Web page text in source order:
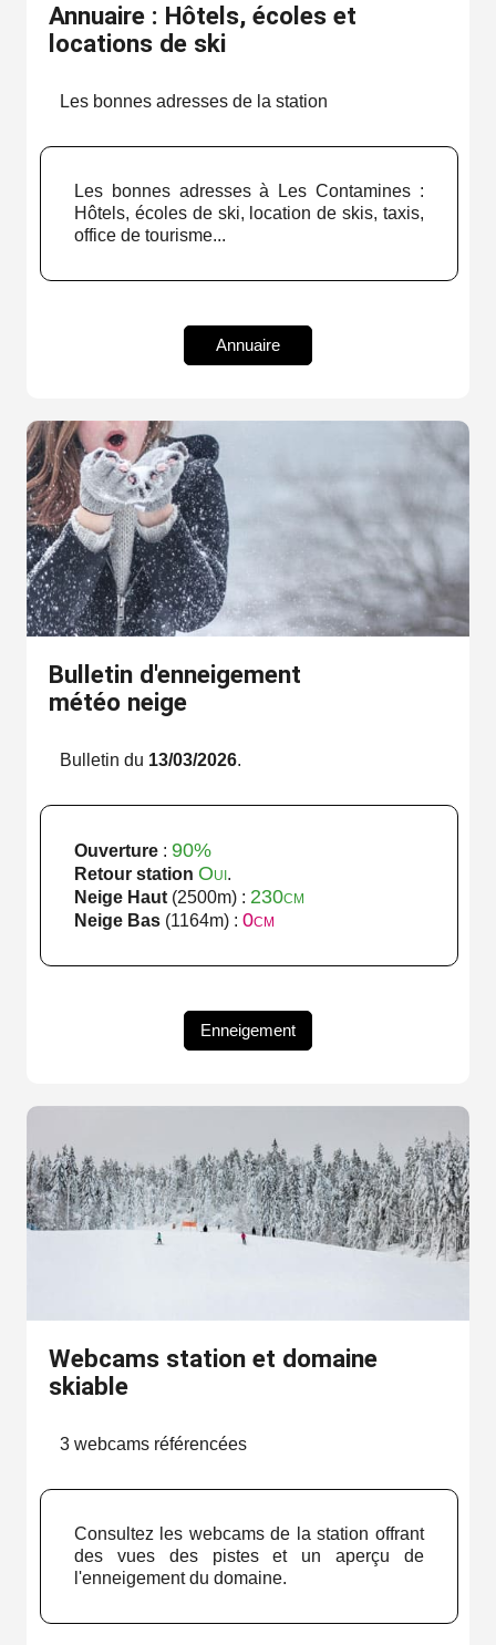
Annuaire : Hôtels, écoles et
locations de ski
Les bonnes adresses de la station
Les bonnes adresses à Les Contamines :
Hôtels, écoles de ski, location de skis, taxis,
office de tourisme...
Annuaire
Bulletin d'enneigement
météo neige
Bulletin du 13/03/2026.
Ouverture: 90%
Retour station Oui.
Neige Haut(2500m) : 230cm
Neige Bas(1164m) : 0cm
Enneigement
Webcams station et domaine
skiable
3 webcams référencées
Consultez les webcams de la station offrant
des vues des pistes et un aperçu de
l'enneigement du domaine.